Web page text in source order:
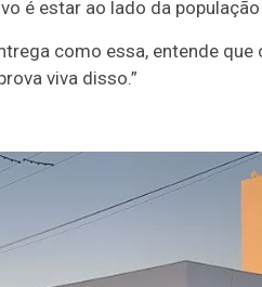
é estar ao lado da
como essa, entende
viva disso.”